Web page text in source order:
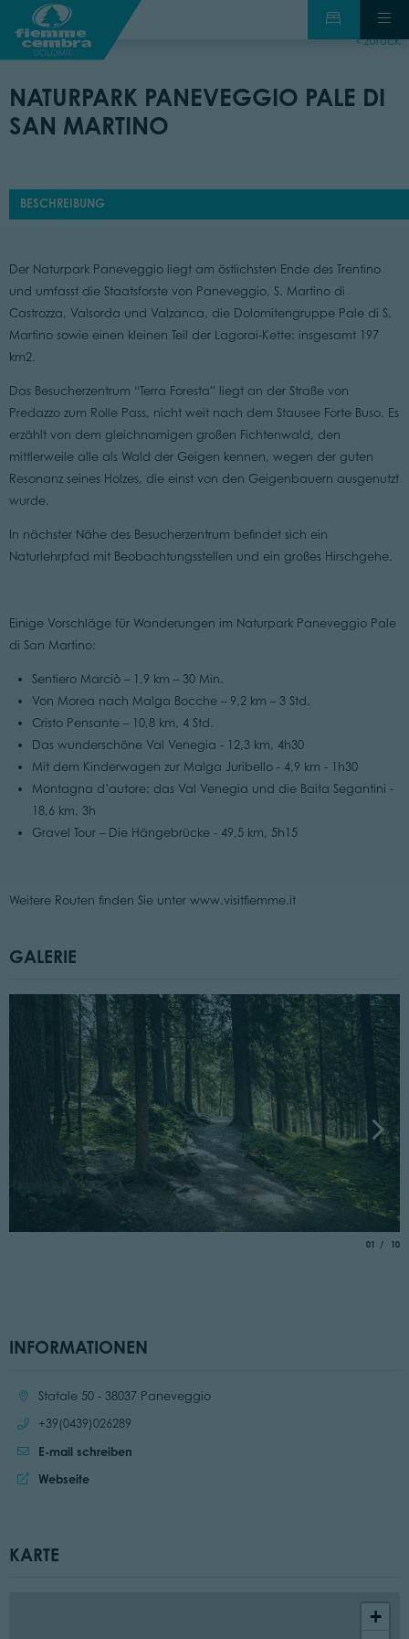
zurück
NATURPARK PANEVEGGIO PALE DI
SAN MARTINO
BESCHREIBUNG
Der Naturpark Paneveggio liegt am östlichsten Ende des Trentino
und umfasst die Staatsforste von Paneveggio, S. Martino di
Castrozza, Valsorda und Valzanca, die Dolomitengruppe Pale di S.
Martino sowie einen kleinen Teil der Lagorai-Kette: insgesamt 197
km2.
Das Besucherzentrum “Terra Foresta” liegt an der Straße von
Predazzo zum Rolle Pass, nicht weit nach dem Stausee Forte Buso. Es
erzählt von dem gleichnamigen großen Fichtenwald, den
mittlerweile alle als Wald der Geigen kennen, wegen der guten
Resonanz seines Holzes, die einst von den Geigenbauern ausgenutzt
wurde.
In nächster Nähe des Besucherzentrum befindet sich ein
Naturlehrpfad mit Beobachtungsstellen und ein großes Hirschgehe.
Einige Vorschläge für Wanderungen im Naturpark Paneveggio Pale
di San Martino:
Sentiero Marciò – 1,9 km – 30 Min.
Von Morea nach Malga Bocche – 9,2 km – 3 Std.
Cristo Pensante – 10,8 km, 4 Std.
Das wunderschöne Val Venegia - 12,3 km, 4h30
Mit dem Kinderwagen zur Malga Juribello - 4,9 km - 1h30
Montagna d’autore: das Val Venegia und die Baita Segantini -
18,6 km, 3h
Gravel Tour – Die Hängebrücke - 49,5 km, 5h15
Weitere Routen finden Sie unter www.visitfiemme.it
GALERIE
01 von
10
INFORMATIONEN
Ort:
Statale 50 - 38037 Paneveggio
Anrufen:
+39(0439)026289
E-mail schreiben
Website:
Webseite
KARTE
+